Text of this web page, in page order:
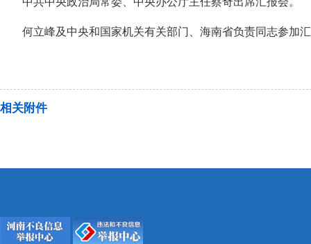
何立峰及中央和国家机关有关部门、海南省负责同志参加
相关附件